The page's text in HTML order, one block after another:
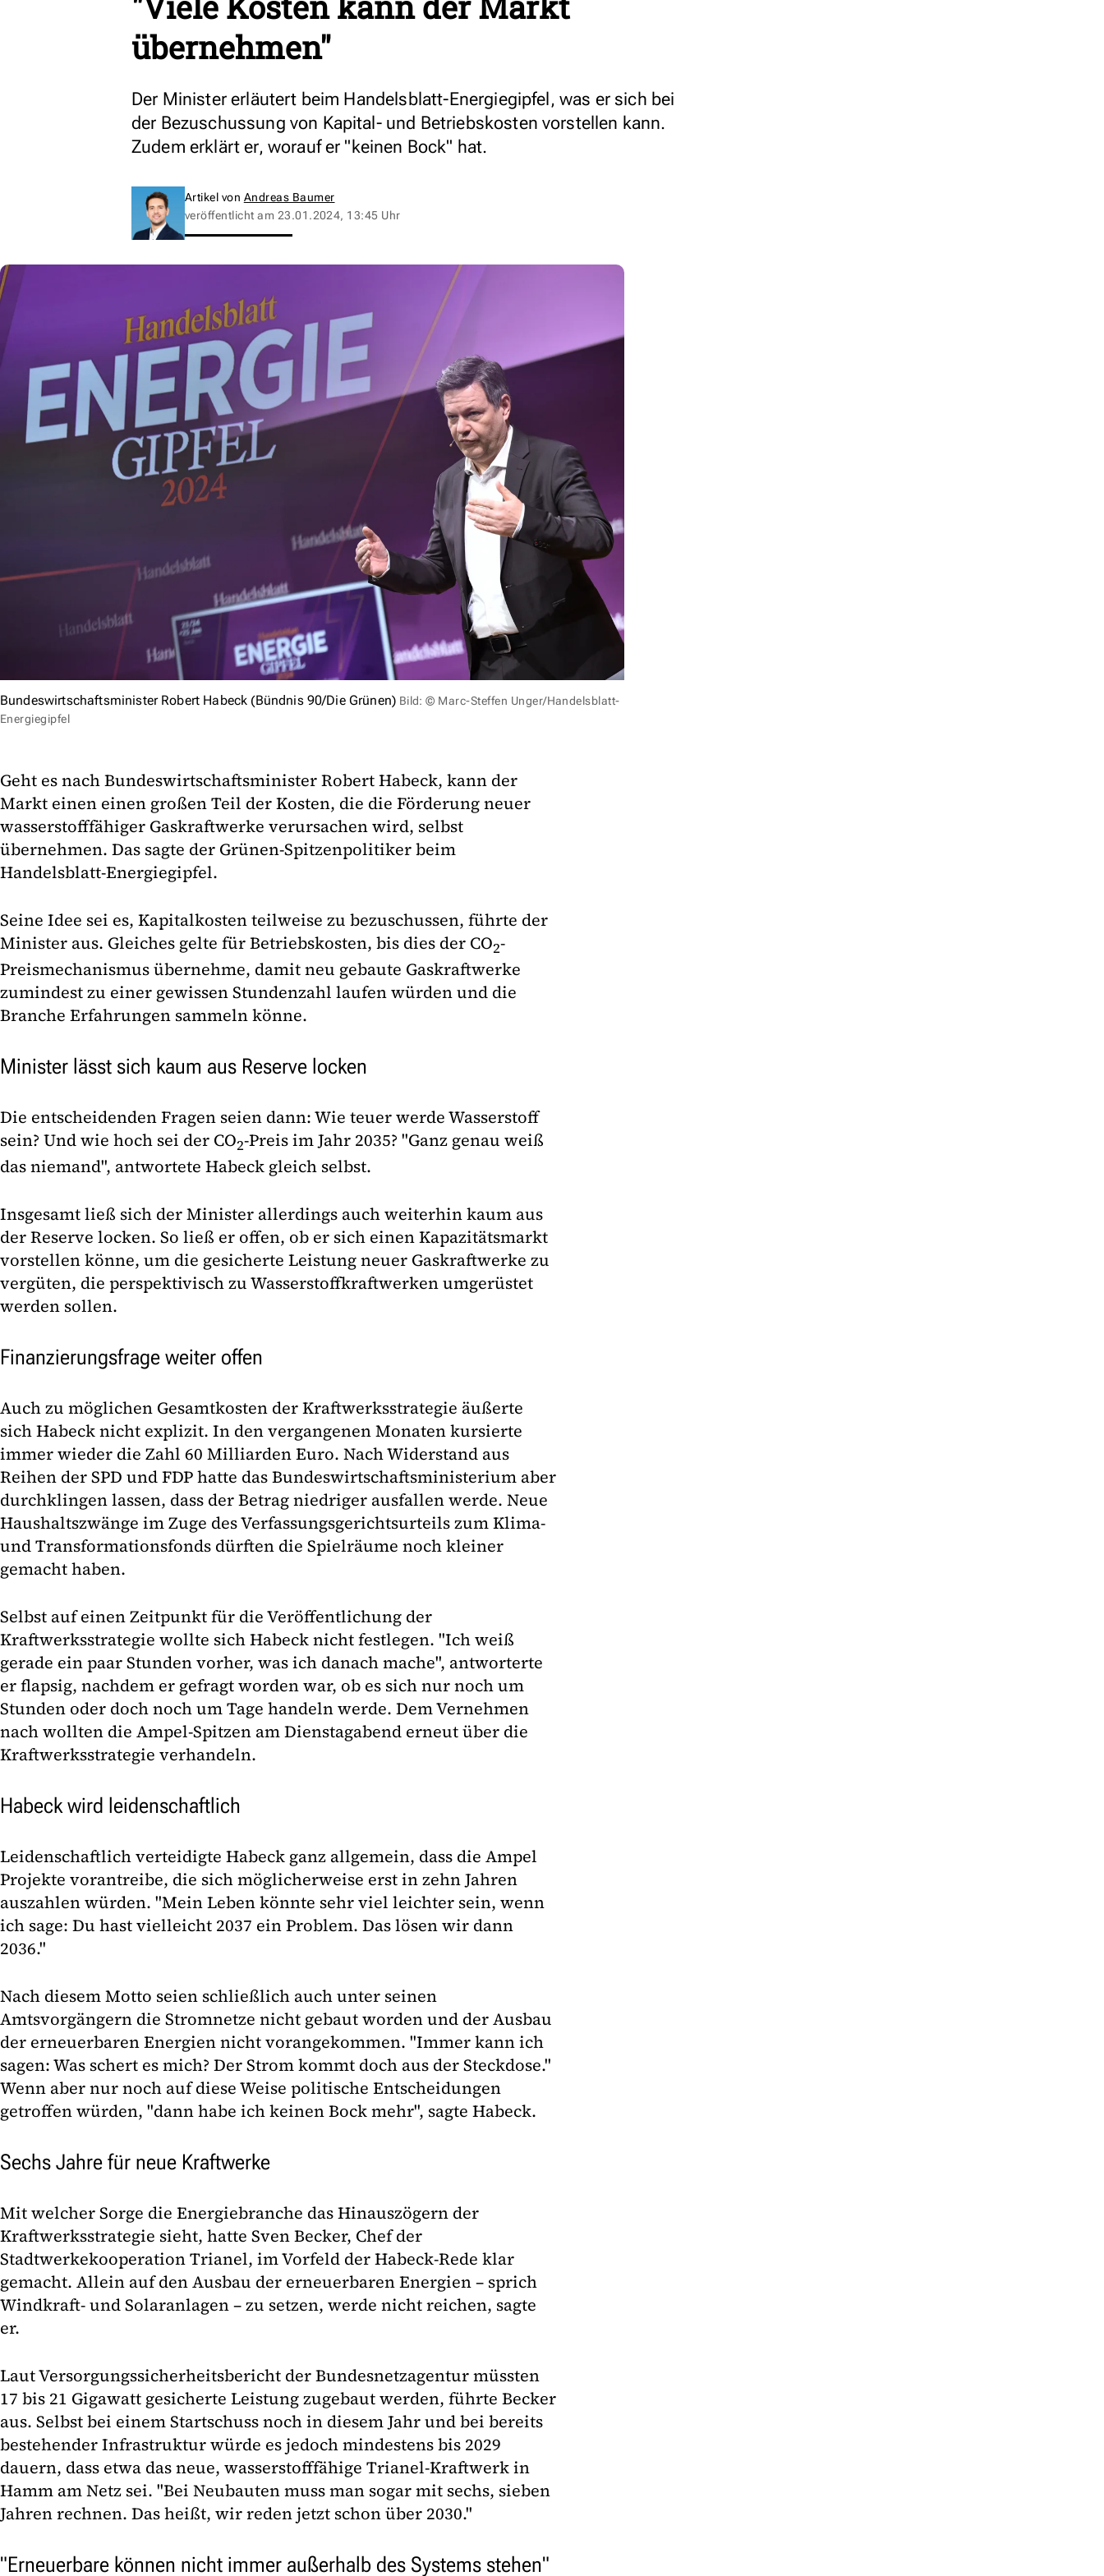
übernehmen"
Der Minister erläutert beim Handelsblatt-Energiegipfel, was er sich bei
der Bezuschussung von Kapital- und Betriebskosten vorstellen kann.
Zudem erklärt er, worauf er "keinen Bock" hat.
Artikel von Andreas Baumer
veröffentlicht am 23.01.2024, 13:45 Uhr
Bundeswirtschaftsminister Robert Habeck (Bündnis 90/Die Grünen) Bild: © Marc-Steffen Unger/Handelsblatt-
Energiegipfel
Geht es nach Bundeswirtschaftsminister Robert Habeck, kann der
Markt einen einen großen Teil der Kosten, die die Förderung neuer
wasserstofffähiger Gaskraftwerke verursachen wird, selbst
übernehmen. Das sagte der Grünen-Spitzenpolitiker beim
Handelsblatt-Energiegipfel.
Seine Idee sei es, Kapitalkosten teilweise zu bezuschussen, führte der
Minister aus. Gleiches gelte für Betriebskosten, bis dies der CO2-
Preismechanismus übernehme, damit neu gebaute Gaskraftwerke
zumindest zu einer gewissen Stundenzahl laufen würden und die
Branche Erfahrungen sammeln könne.
Minister lässt sich kaum aus Reserve locken
Die entscheidenden Fragen seien dann: Wie teuer werde Wasserstoff
sein? Und wie hoch sei der CO2-Preis im Jahr 2035? "Ganz genau weiß
das niemand", antwortete Habeck gleich selbst.
Insgesamt ließ sich der Minister allerdings auch weiterhin kaum aus
der Reserve locken. So ließ er offen, ob er sich einen Kapazitätsmarkt
vorstellen könne, um die gesicherte Leistung neuer Gaskraftwerke zu
vergüten, die perspektivisch zu Wasserstoffkraftwerken umgerüstet
werden sollen.
Finanzierungsfrage weiter offen
Auch zu möglichen Gesamtkosten der Kraftwerksstrategie äußerte
sich Habeck nicht explizit. In den vergangenen Monaten kursierte
immer wieder die Zahl 60 Milliarden Euro. Nach Widerstand aus
Reihen der SPD und FDP hatte das Bundeswirtschaftsministerium aber
durchklingen lassen, dass der Betrag niedriger ausfallen werde. Neue
Haushaltszwänge im Zuge des Verfassungsgerichtsurteils zum Klima-
und Transformationsfonds dürften die Spielräume noch kleiner
gemacht haben.
Selbst auf einen Zeitpunkt für die Veröffentlichung der
Kraftwerksstrategie wollte sich Habeck nicht festlegen. "Ich weiß
gerade ein paar Stunden vorher, was ich danach mache", antworterte
er flapsig, nachdem er gefragt worden war, ob es sich nur noch um
Stunden oder doch noch um Tage handeln werde. Dem Vernehmen
nach wollten die Ampel-Spitzen am Dienstagabend erneut über die
Kraftwerksstrategie verhandeln.
Habeck wird leidenschaftlich
Leidenschaftlich verteidigte Habeck ganz allgemein, dass die Ampel
Projekte vorantreibe, die sich möglicherweise erst in zehn Jahren
auszahlen würden. "Mein Leben könnte sehr viel leichter sein, wenn
ich sage: Du hast vielleicht 2037 ein Problem. Das lösen wir dann
2036."
Nach diesem Motto seien schließlich auch unter seinen
Amtsvorgängern die Stromnetze nicht gebaut worden und der Ausbau
der erneuerbaren Energien nicht vorangekommen. "Immer kann ich
sagen: Was schert es mich? Der Strom kommt doch aus der Steckdose."
Wenn aber nur noch auf diese Weise politische Entscheidungen
getroffen würden, "dann habe ich keinen Bock mehr", sagte Habeck.
Sechs Jahre für neue Kraftwerke
Mit welcher Sorge die Energiebranche das Hinauszögern der
Kraftwerksstrategie sieht, hatte Sven Becker, Chef der
Stadtwerkekooperation Trianel, im Vorfeld der Habeck-Rede klar
gemacht. Allein auf den Ausbau der erneuerbaren Energien – sprich
Windkraft- und Solaranlagen – zu setzen, werde nicht reichen, sagte
er.
Laut Versorgungssicherheitsbericht der Bundesnetzagentur müssten
17 bis 21 Gigawatt gesicherte Leistung zugebaut werden, führte Becker
aus. Selbst bei einem Startschuss noch in diesem Jahr und bei bereits
bestehender Infrastruktur würde es jedoch mindestens bis 2029
dauern, dass etwa das neue, wasserstofffähige Trianel-Kraftwerk in
Hamm am Netz sei. "Bei Neubauten muss man sogar mit sechs, sieben
Jahren rechnen. Das heißt, wir reden jetzt schon über 2030."
"Erneuerbare können nicht immer außerhalb des Systems stehen"